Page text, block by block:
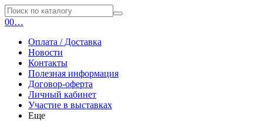
00…
Оплата / Доставка
Новости
Контакты
Полезная информация
Договор-оферта
Личный кабинет
Участие в выставках
Еще